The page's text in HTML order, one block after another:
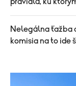
Nelegálna ťažba
komisia na to ide